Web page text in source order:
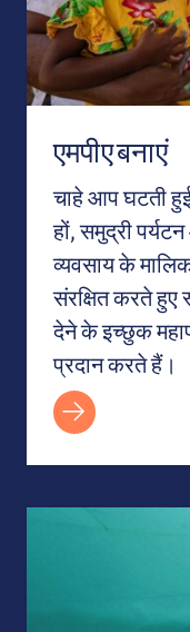
एमपीए बनाएं
चाहे आप घटती
हों, समुद्री
व्यवसाय के
संरक्षित करते हुए
देने के इच्छुक
प्रदान करते हैं।